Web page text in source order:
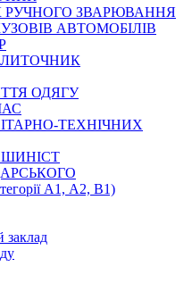
РУЧНОГО ЗВАРЮВАННЯ
АВТОМОБІЛІВ
ОДЯГУ
ТЕХНІЧНИХ
А1, А2, В1)
заклад